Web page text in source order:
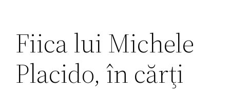
Fiica lui Michele
Placido, în cărţi